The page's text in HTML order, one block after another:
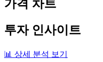
가격 차트
투자 인사이트
📊 상세 분석 보기